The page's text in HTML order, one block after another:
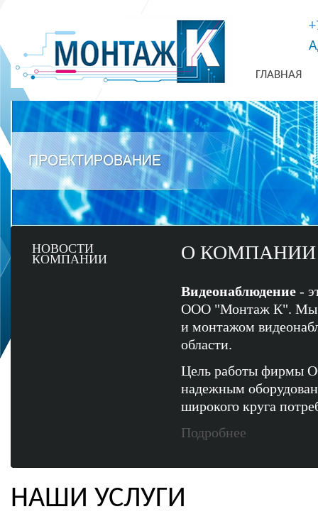
ГЛАВНАЯ
НОВОСТИ
КОМПАНИИ О КОМПАНИИ
Видеонаблюдение -
ООО "Монтаж К". Мы
и монтажом
области.
Цель работы фирмы
надежным
широкого круга
Подробнее
НАШИ УСЛУГИ